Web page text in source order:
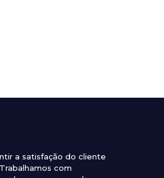
a satisfação do cliente
com